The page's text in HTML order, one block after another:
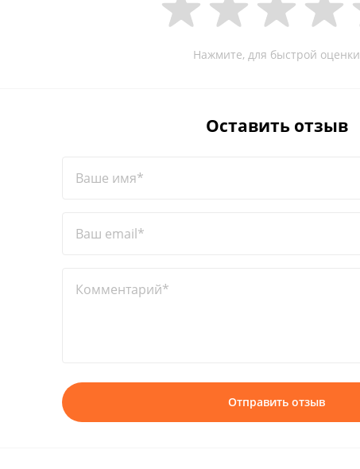
Нажмите, для быстрой оценки
Оставить отзыв
Ваше имя*
Ваш email*
Комментарий*
Отправить отзыв